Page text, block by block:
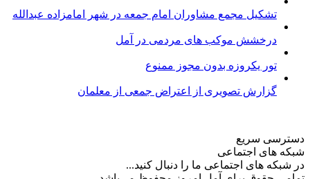
تشکیل مجمع مشاوران امام جمعه در شهر امامزاده عبدالله
درخشش موکب های مردمی در آمل
تور یکروزه بدون مجوز ممنوع
گزارش تصویری از اعتراض جمعی از معلمان
دسترسی سریع
شبکه های اجتماعی
در شبکه های اجتماعی ما را دنبال کنید...